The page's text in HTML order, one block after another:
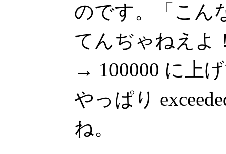
のです。「こん
てんぢゃねえよ
→ 100000 に上
やっぱり
ね。